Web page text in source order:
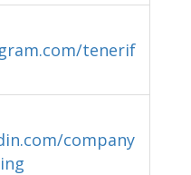
tenerif
company